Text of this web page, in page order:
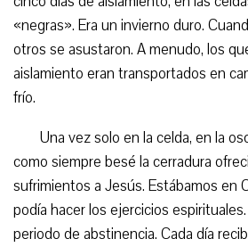
«negras». Era un invierno duro.
otros se asustaron. A menudo, los
aislamiento eran transportados en
frío.
Una vez solo en la celda, en la
como siempre besé la cerradura
sufrimientos a Jesús. Estábamos en
podía hacer los ejercicios
periodo de abstinencia. Cada día